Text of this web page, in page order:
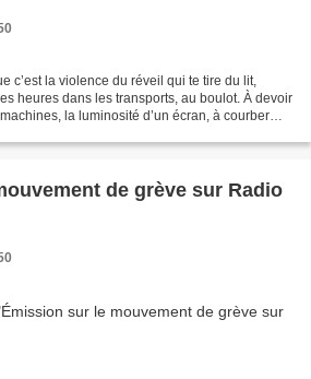
c’est la violence du réveil qui te tire du lit,
heures dans les transports, au boulot. À devoir
la luminosité d’un écran, à courber
de grève sur Radio